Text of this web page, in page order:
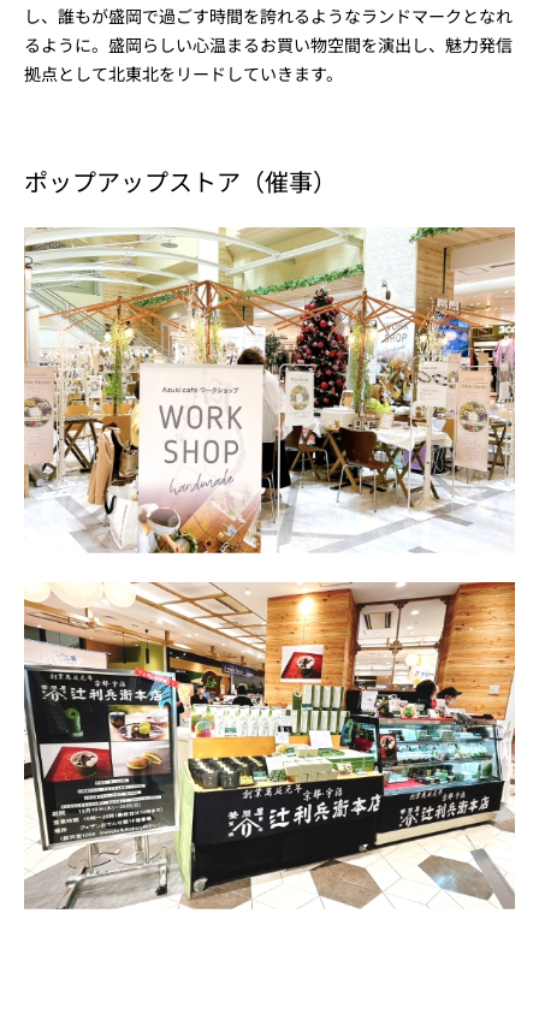
し、誰もが盛岡で過ごす時間を誇れるようなランドマークとなれ
るように。盛岡らしい心温まるお買い物空間を演出し、魅力発信
拠点として北東北をリードしていきます。
ポップアップストア（催事）